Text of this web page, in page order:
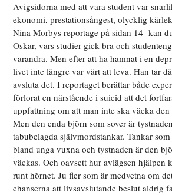
Avigsidorna med att vara student var
ekonomi, prestationsångest, olycklig
Nina Morbys reportage på sidan 14 kan
Oskar, vars studier gick bra och
varandra. Men efter att ha hamnat i en
livet inte längre var värt att leva. Han tar
avsluta det. I reportaget berättar både
förlorat en närstående i suicid att det
uppfattning om att man inte ska väcka
Men den enda björn som sover är
tabubelagda självmordstankar. Tankar
bland unga vuxna och tystnaden är den
väckas. Och oavsett hur avlägsen hjälpen
runt hörnet. Ju fler som är medvetna om
chanserna att livsavslutande beslut aldrig